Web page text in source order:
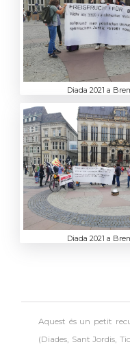
Diada 2021 a
Diada 2021 a
Aquest és un petit
(Diades, Sant Jordis,